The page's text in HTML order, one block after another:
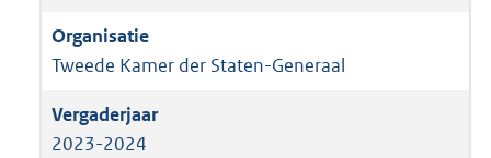
Tweede Kamer der Staten-Generaal
2023-2024